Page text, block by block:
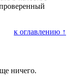
к оглавлению ↑
ничего.